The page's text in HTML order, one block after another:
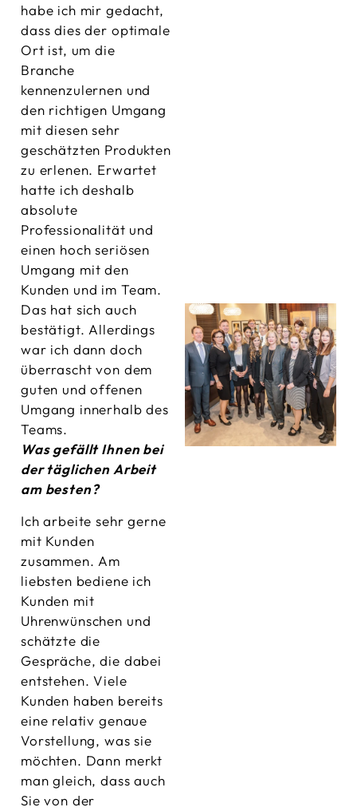
habe ich mir gedacht,
dass dies der optimale
Ort ist, um die
Branche
kennenzulernen und
den richtigen Umgang
mit diesen sehr
geschätzten Produkten
zu erlenen. Erwartet
hatte ich deshalb
absolute
Professionalität und
einen hoch seriösen
Umgang mit den
Kunden und im Team.
Das hat sich auch
bestätigt. Allerdings
war ich dann doch
überrascht von dem
guten und offenen
Umgang innerhalb des
Teams.
Was gefällt Ihnen bei
der täglichen Arbeit
am besten?
Ich arbeite sehr gerne
mit Kunden
zusammen. Am
liebsten bediene ich
Kunden mit
Uhrenwünschen und
schätzte die
Gespräche, die dabei
entstehen. Viele
Kunden haben bereits
eine relativ genaue
Vorstellung, was sie
möchten. Dann merkt
man gleich, dass auch
Sie von der